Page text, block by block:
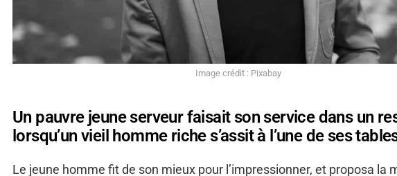
Image crédit : Pixabay
Un pauvre jeune serveur faisait son service dans un
lorsqu’un vieil homme riche s’assit à l’une de ses
Le jeune homme fit de son mieux pour l’impressionner, et proposa la